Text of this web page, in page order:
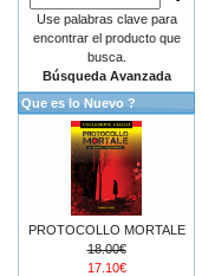
Use palabras clave para
encontrar el producto que
busca.
Búsqueda Avanzada
Que es lo Nuevo ?
PROTOCOLLO MORTALE
18.00€
17.10€